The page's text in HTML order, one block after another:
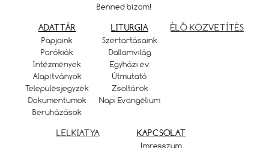
Benned bízom!
ADATTÁR
Papjaink
Parókiák
Intézmények
Alapítványok
Településjegyzék
Dokumentumok
Beruházások
LITURGIA
Szertartásaink
Dallamvilág
Egyházi év
Útmutató
Zsoltárok
Napi Evangélium
ÉLŐ KÖZVETÍTÉS
LELKIATYA KAPCSOLAT
Imresszum